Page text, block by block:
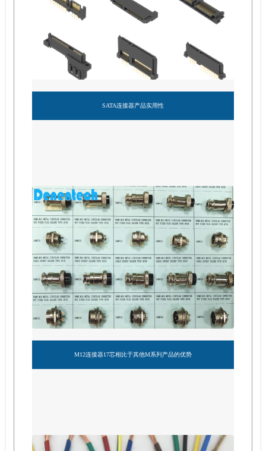
SATA连接器产品实用性
M12连接器17芯相比于其他M系列产品的优势